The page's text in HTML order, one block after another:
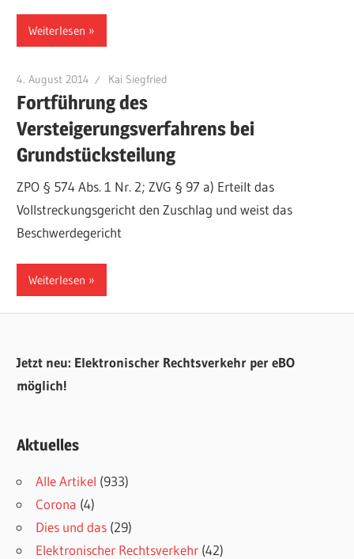
Weiterlesen
4. August 2014 Kai Siegfried
Fortführung des
Versteigerungsverfahrens bei
Grundstücksteilung
ZPO § 574 Abs. 1 Nr. 2; ZVG § 97 a) Erteilt das
Vollstreckungsgericht den Zuschlag und weist das
Beschwerdegericht
Weiterlesen
Jetzt neu: Elektronischer Rechtsverkehr per eBO
möglich!
Aktuelles
Alle Artikel (933)
Corona (4)
Dies und das (29)
Elektronischer Rechtsverkehr (42)